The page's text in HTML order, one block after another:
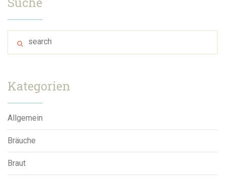
Kategorien
Allgemein
Bräuche
Braut